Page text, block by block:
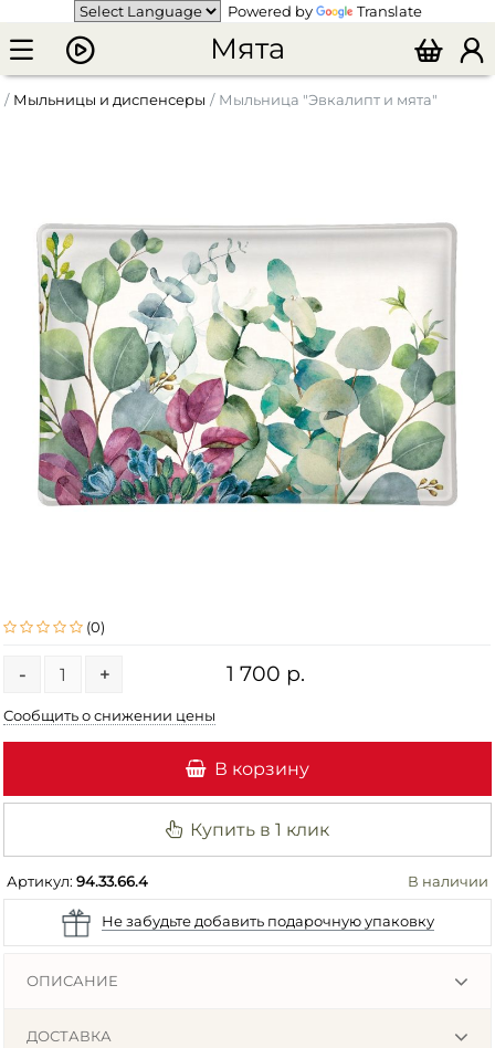
Powered by Translate
Мята
Мыльницы и диспенсеры Мыльница "Эвкалипт и мята"
(0)
- + 1 700 р.
Сообщить о снижении цены
В корзину
Купить в 1 клик
Артикул:94.33.66.4 В наличии
Не забудьте добавить подарочную упаковку
ОПИСАНИЕ
ДОСТАВКА